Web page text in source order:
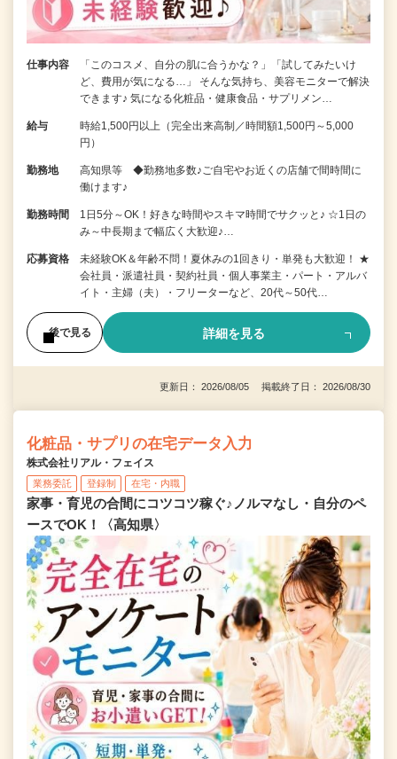
仕事内容
「このコスメ、自分の肌に合うかな？」「試してみたいけ
ど、費用が気になる…」 そんな気持ち、美容モニターで解決
できます♪ 気になる化粧品・健康食品・サプリメン…
給与
時給1,500円以上（完全出来高制／時間額1,500円～5,000
円）
勤務地
高知県等 ◆勤務地多数♪ご自宅やお近くの店舗で間時間に
働けます♪
勤務時間
1日5分～OK！好きな時間やスキマ時間でサクッと♪ ☆1日の
み～中長期まで幅広く大歓迎♪…
応募資格
未経験OK＆年齢不問！夏休みの1回きり・単発も大歓迎！ ★
会社員・派遣社員・契約社員・個人事業主・パート・アルバ
イト・主婦（夫）・フリーターなど、20代～50代…
後で見る 詳細を見る
更新日： 2026/08/05 掲載終了日： 2026/08/30
化粧品・サプリの在宅データ入力
株式会社リアル・フェイス
業務委託 登録制 在宅・内職
家事・育児の合間にコツコツ稼ぐ♪ノルマなし・自分のペ
ースでOK！〈高知県〉